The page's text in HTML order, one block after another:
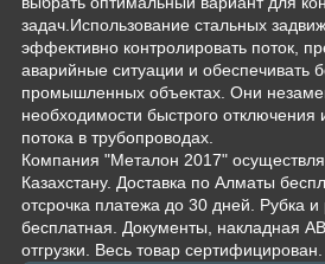
задач.Использование стальных
эффективно контролировать поток,
аварийные ситуации и обеспечивать
промышленных объектах. Они
необходимости быстрого отключения
потока в трубопроводах.
Компания "Металон 2017"
Казахстану. Доставка по Алматы
отсрочка платежа до 30 дней. Рубка и
бесплатная. Документы, накладная
отгрузки. Весь товар сертифицирован.